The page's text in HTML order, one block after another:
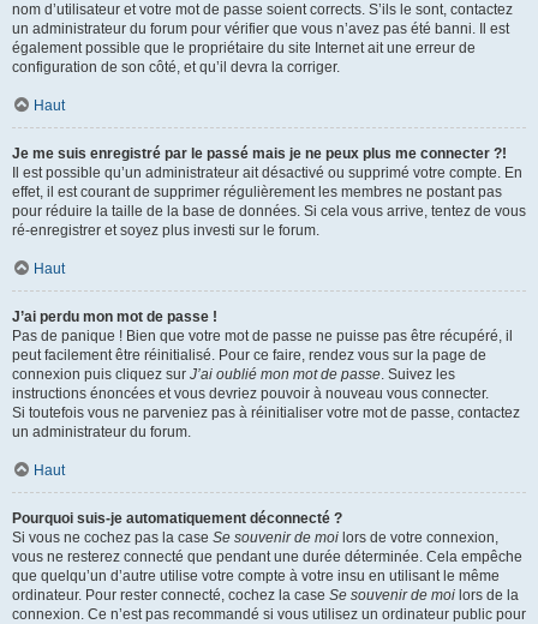
nom d’utilisateur et votre mot de passe soient corrects. S’ils le sont, contactez
un administrateur du forum pour vérifier que vous n’avez pas été banni. Il est
également possible que le propriétaire du site Internet ait une erreur de
configuration de son côté, et qu’il devra la corriger.
Haut
Je me suis enregistré par le passé mais je ne peux plus me connecter ?!
Il est possible qu’un administrateur ait désactivé ou supprimé votre compte. En
effet, il est courant de supprimer régulièrement les membres ne postant pas
pour réduire la taille de la base de données. Si cela vous arrive, tentez de vous
ré-enregistrer et soyez plus investi sur le forum.
Haut
J’ai perdu mon mot de passe !
Pas de panique ! Bien que votre mot de passe ne puisse pas être récupéré, il
peut facilement être réinitialisé. Pour ce faire, rendez vous sur la page de
connexion puis cliquez sur J’ai oublié mon mot de passe. Suivez les
instructions énoncées et vous devriez pouvoir à nouveau vous connecter.
Si toutefois vous ne parveniez pas à réinitialiser votre mot de passe, contactez
un administrateur du forum.
Haut
Pourquoi suis-je automatiquement déconnecté ?
Si vous ne cochez pas la case Se souvenir de moi lors de votre connexion,
vous ne resterez connecté que pendant une durée déterminée. Cela empêche
que quelqu’un d’autre utilise votre compte à votre insu en utilisant le même
ordinateur. Pour rester connecté, cochez la case Se souvenir de moi lors de la
connexion. Ce n’est pas recommandé si vous utilisez un ordinateur public pour